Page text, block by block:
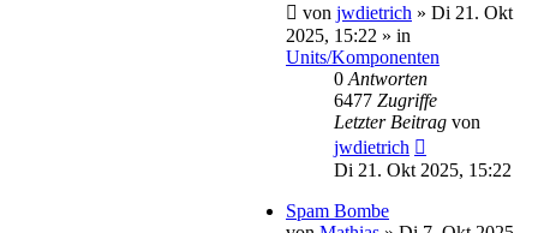
von jwdietrich » Di 21. Okt
2025, 15:22 » in
Units/Komponenten
0 Antworten
6477 Zugriffe
Letzter Beitrag von
jwdietrich
Di 21. Okt 2025, 15:22
Spam Bombe